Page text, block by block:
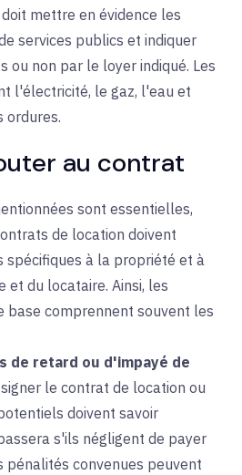
mettre en évidence les
services publics et indiquer
ou non par le loyer indiqué. Les
l'électricité, le gaz, l'eau et
ordures.
au contrat
sont essentielles,
de location doivent
spécifiques à la propriété et à
du locataire. Ainsi, les
base comprennent souvent les
de retard ou d'impayé de
signer le contrat de location ou
doivent savoir
s'ils négligent de payer
pénalités convenues peuvent